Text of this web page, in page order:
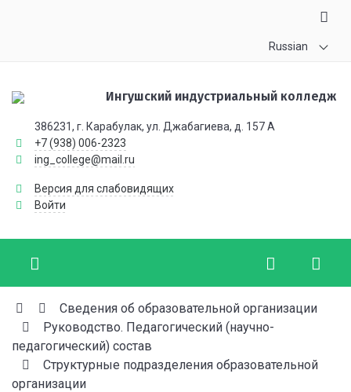
Russian
Ингушский индустриальный колледж
386231, г. Карабулак, ул. Джабагиева, д. 157 А
+7 (938) 006-2323
ing_college@mail.ru
Версия для слабовидящих
Войти
Сведения об образовательной организации
Руководство. Педагогический (научно-
педагогический) состав
Структурные подразделения образовательной
организации